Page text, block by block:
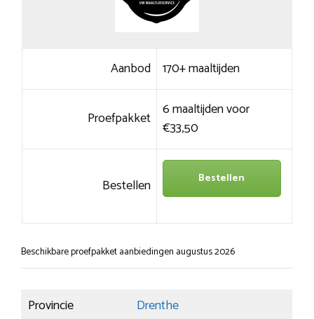
Aanbod 170+ maaltijden
Proefpakket 6 maaltijden voor
€33,50
Bestellen Bestellen
Beschikbare proefpakket aanbiedingen augustus 2026
Provincie
Drenthe